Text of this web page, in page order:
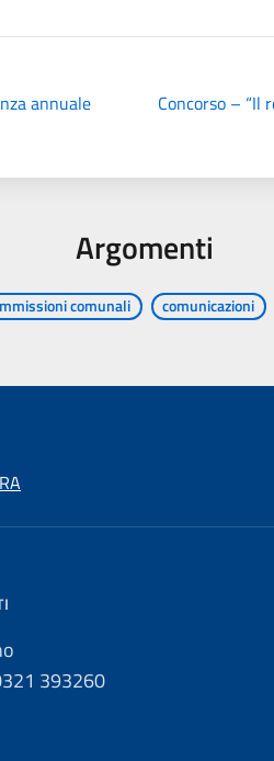
annuale Concorso – “Il
Argomenti
comunali comunicazioni
393260